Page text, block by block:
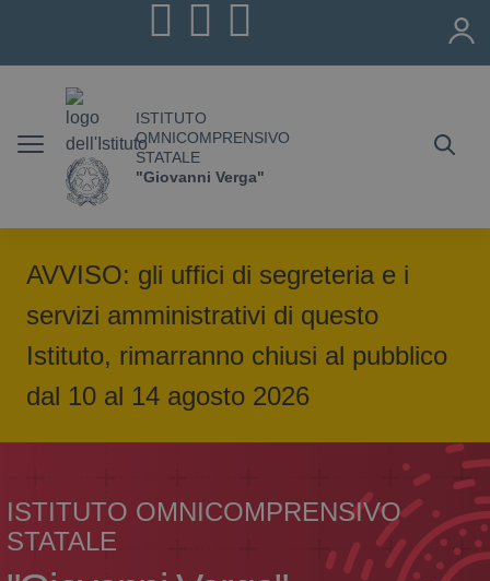
al menu di navigazione
al footer
ISTITUTO
OMNICOMPRENSIVO
STATALE
"Giovanni Verga"
AVVISO: gli uffici di segreteria e i
servizi amministrativi di questo
Istituto, rimarranno chiusi al pubblico
dal 10 al 14 agosto 2026
ISTITUTO OMNICOMPRENSIVO
STATALE